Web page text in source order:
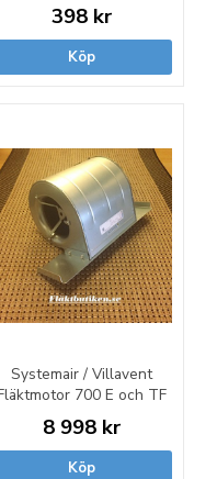
398 kr
Köp
Systemair / Villavent
700 E och TF
8 998 kr
Köp